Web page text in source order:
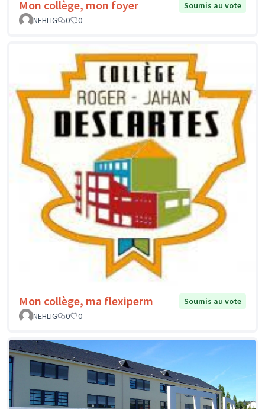
Mon collège, mon foyer
Soumis au vote
NEHLIG
0 0
Mon collège, ma flexiperm
Soumis au vote
NEHLIG
0 0